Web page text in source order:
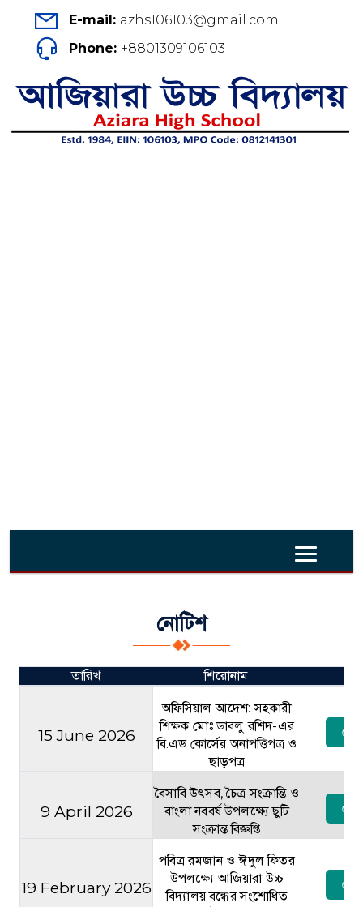
E-mail: azhs106103@gmail.com
Phone: +8801309106103
নোটিশ
তারিখ শিরোনাম
15 June 2026
অফিসিয়াল আদেশ: সহকারী
শিক্ষক মোঃ ডাবলু রশিদ-এর
বি.এড কোর্সের অনাপত্তিপত্র ও
ছাড়পত্র
9 April 2026
বৈসাবি উৎসব, চৈত্র সংক্রান্তি ও
বাংলা নববর্ষ উপলক্ষ্যে ছুটি
সংক্রান্ত বিজ্ঞপ্তি
19 February 2026
পবিত্র রমজান ও ঈদুল ফিতর
উপলক্ষ্যে আজিয়ারা উচ্চ
বিদ্যালয় বন্ধের সংশোধিত